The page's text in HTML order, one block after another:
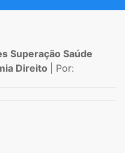
Superação Saúde
Direito | Por: